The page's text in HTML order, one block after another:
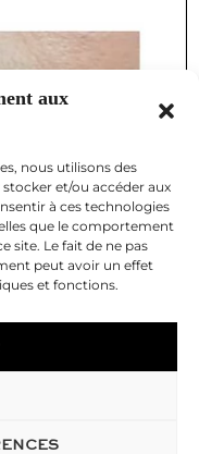
aux
nous utilisons des
et/ou accéder aux
à ces technologies
que le comportement
site. Le fait de ne pas
peut avoir un effet
et fonctions.